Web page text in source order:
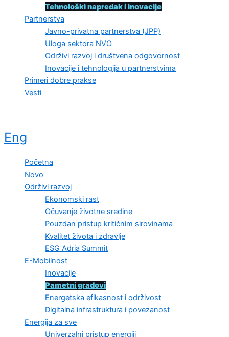
Tehnološki napredak i inovacije
Partnerstva
Javno-privatna partnerstva (JPP)
Uloga sektora NVO
Održivi razvoj i društvena odgovornost
Inovacije i tehnologija u partnerstvima
Primeri dobre prakse
Vesti
Eng
Početna
Novo
Održivi razvoj
Ekonomski rast
Očuvanje životne sredine
Pouzdan pristup kritičnim sirovinama
Kvalitet života i zdravlje
ESG Adria Summit
E-Mobilnost
Inovacije
Pametni gradovi
Energetska efikasnost i održivost
Digitalna infrastruktura i povezanost
Energija za sve
Univerzalni pristup energiji